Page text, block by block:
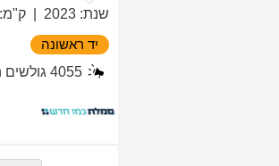
שנת:
2023 ק"מ:
יד ראשונה
4055 גולשים